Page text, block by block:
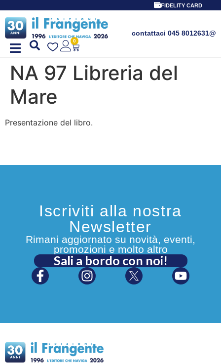
FIDELITY CARD
contattaci 045 8012631@
0
NA 97 Libreria del
Mare
Presentazione del libro.
Iscriviti alla nostra
Newsletter
Rimani aggiornato su novità, eventi,
promozioni e molto altro
Sali a bordo con noi!